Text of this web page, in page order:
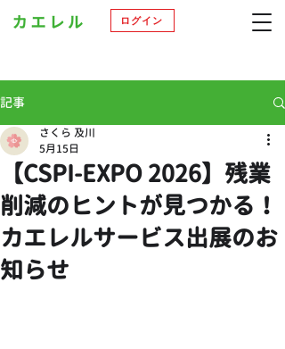
ログイン
記事
【CSPI-EXPO 2026】残業
削減のヒントが見つかる！
カエレルサービス出展のお
知らせ
さくら 及川
5月15日